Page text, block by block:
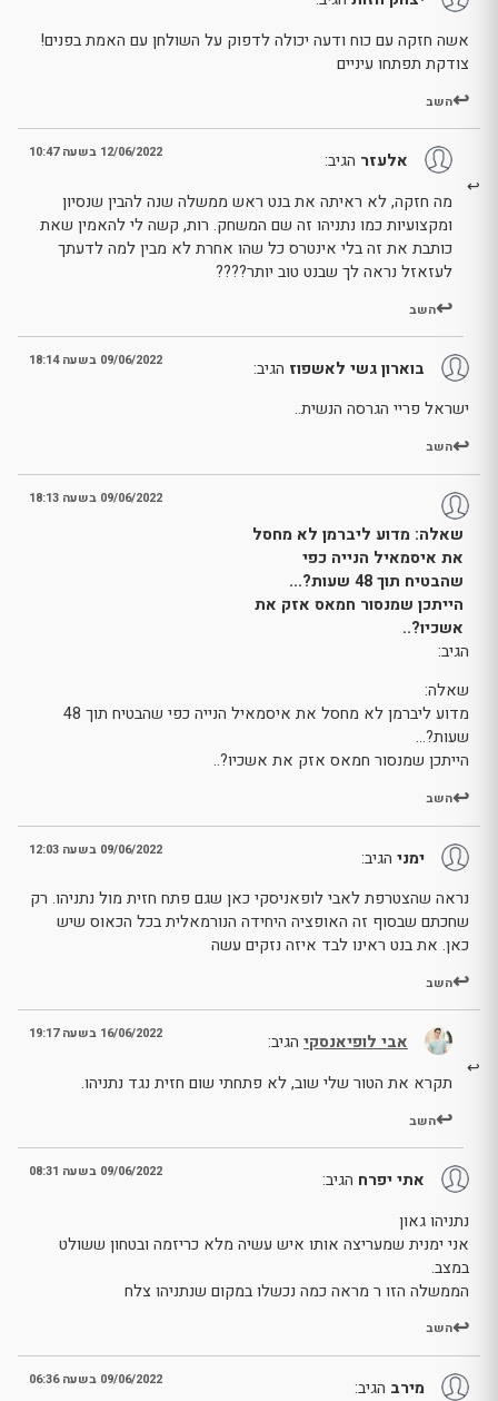
אשה חזקה עם כוח ודעה יכולה לדפוק על השולחן עם האמת בפנים!
צודקת תפתחו עיניים
השב
אלעזר הגיב: 12/06/2022 בשעה 10:47
מה חזקה, לא ראיתה את בנט ראש ממשלה שנה להבין שנסיון
ומקצועיות כמו נתניהו זה שם המשחק. רות, קשה לי להאמין שאת
כותבת את זה בלי אינטרס כל שהו אחרת לא מבין למה לדעתך
לעזאזל נראה לך שבנט טוב יותר????
השב
בוארון גשי לאשפוז הגיב: 09/06/2022 בשעה 18:14
ישראל פריי הגרסה הנשית..
השב
שאלה: מדוע ליברמן לא מחסל
את איסמאיל הנייה כפי
שהבטיח תוך 48 שעות?...
הייתכן שמנסור חמאס אזק את
אשכיו?..
הגיב:
09/06/2022 בשעה 18:13
שאלה:
מדוע ליברמן לא מחסל את איסמאיל הנייה כפי שהבטיח תוך 48
שעות?…
הייתכן שמנסור חמאס אזק את אשכיו?..
השב
ימני הגיב: 09/06/2022 בשעה 12:03
נראה שהצטרפת לאבי לופאניסקי כאן שגם פתח חזית מול נתניהו. רק
שחכתם שבסוף זה האופציה היחידה הנורמאלית בכל הכאוס שיש
כאן. את בנט ראינו לבד איזה נזקים עשה
השב
אבי לופיאנסקי הגיב: 16/06/2022 בשעה 19:17
תקרא את הטור שלי שוב, לא פתחתי שום חזית נגד נתניהו.
השב
אתי יפרח הגיב: 09/06/2022 בשעה 08:31
נתניהו גאון
אני ימנית שמעריצה אותו איש עשיה מלא כריזמה ובטחון ששולט
במצב.
הממשלה הזו ר מראה כמה נכשלו במקום שנתניהו צלח
השב
מירב הגיב: 09/06/2022 בשעה 06:36